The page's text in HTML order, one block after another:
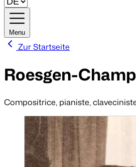
Menu
Zur Startseite
Roesgen-
Compositrice, pianiste,